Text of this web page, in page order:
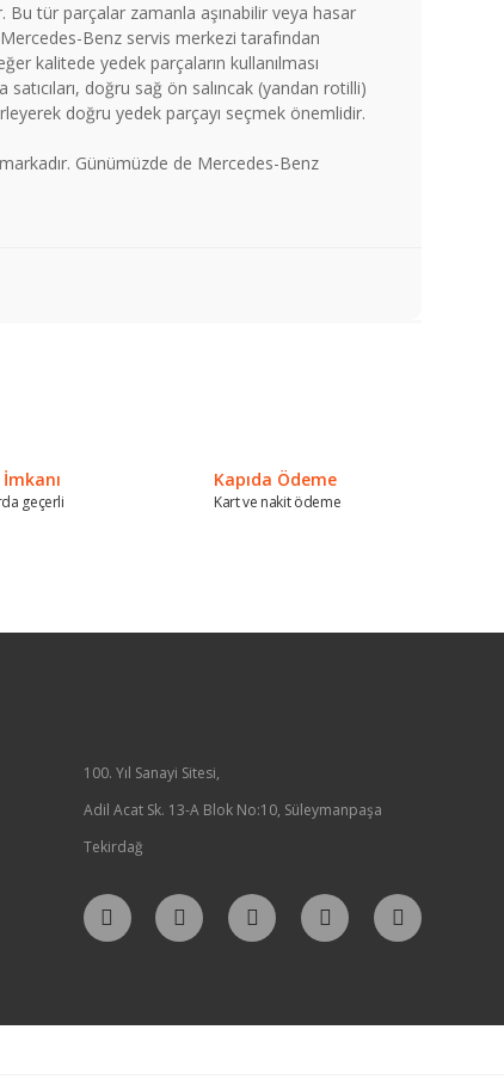
tür parçalar zamanla aşınabilir veya hasar
Benz servis merkezi tarafından
kalitede yedek parçaların kullanılması
doğru sağ ön salıncak (yandan rotilli)
doğru yedek parçayı seçmek önemlidir.
Günümüzde de Mercedes-Benz
geçerli
Kapıda Ödeme
Kart ve nakit ödeme
100. Yıl Sanayi Sitesi,
Adil Acat Sk. 13-A Blok No:10, Süleymanpaşa
Tekirdağ